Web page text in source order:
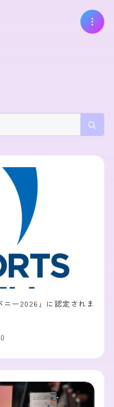
ニー2026」に認定されま